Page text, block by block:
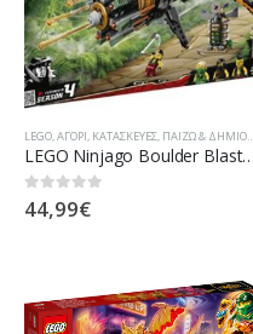
LEGO ΑΓΌΡΙ ΚΑΤΑΣΚΕΥΈΣ ΠΑΊΖΩ & ΔΗΜΙΟΥΡΓΏ
LEGO Ninjago Boulder Blaster (71736)
0out of 5
44,99€